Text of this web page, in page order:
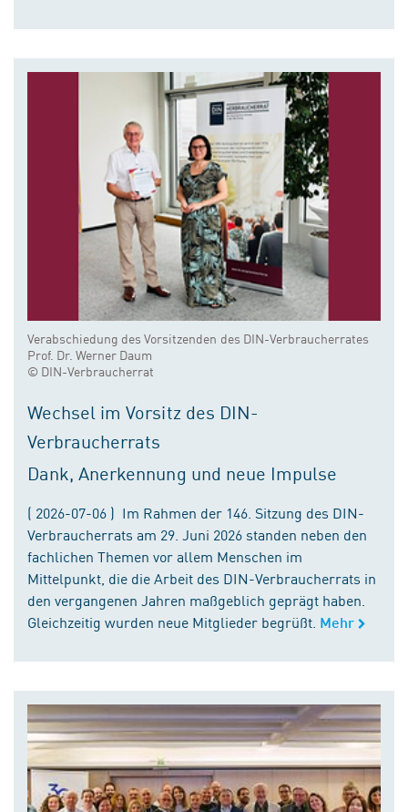
Verabschiedung des Vorsitzenden des DIN-Verbraucherrates
Prof. Dr. Werner Daum
© DIN-Verbraucherrat
Wechsel im Vorsitz des DIN-
Verbraucherrats
Dank, Anerkennung und neue Impulse
( 2026-07-06 ) Im Rahmen der 146. Sitzung des DIN-
Verbraucherrats am 29. Juni 2026 standen neben den
fachlichen Themen vor allem Menschen im
Mittelpunkt, die die Arbeit des DIN-Verbraucherrats in
den vergangenen Jahren maßgeblich geprägt haben.
Gleichzeitig wurden neue Mitglieder begrüßt. Mehr